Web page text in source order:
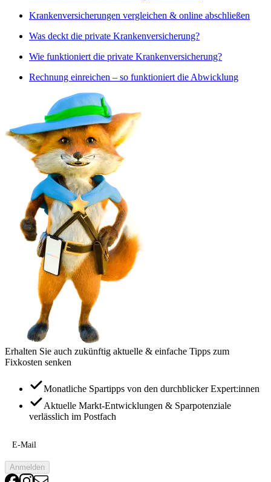
Krankenversicherungen vergleichen & online abschließen
Was deckt die private Krankenversicherung?
Wie funktioniert die private Krankenversicherung?
Rechnung einreichen – so funktioniert die Abwicklung
Erhalten Sie auch zukünftig aktuelle & einfache Tipps zum
Fixkosten senken
Monatliche Spartipps von den durchblicker Expert:innen
Aktuelle Markt-Entwicklungen & Sparpotenziale
verlässlich im Postfach
E-Mail
Anmelden